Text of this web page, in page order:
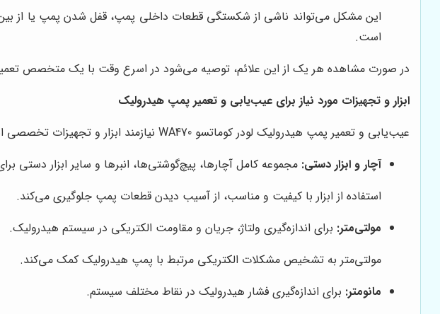
این مشکل می‌تواند ناشی از شکستگی قطعات داخلی پمپ، قفل شدن پمپ یا از
است.
در صورت مشاهده هر یک از این علائم، توصیه می‌شود در اسرع وقت با یک متخصص
ابزار و تجهیزات مورد نیاز برای عیب‌یابی و تعمیر پمپ هیدرولیک
عیب‌یابی و تعمیر پمپ هیدرولیک لودر کوماتسو WA470 نیازمند ابزار و تجهیزات تخصصی است. برخی از مهم‌ترین این ابزار و تجهیزات عبارتند از:
آچار و ابزار دستی: مجموعه کامل آچارها، پیچ‌گوشتی‌ها، انبرها و سایر ابزار دستی
استفاده از ابزار با کیفیت و مناسب، از آسیب دیدن قطعات پمپ جلوگیری می‌کند.
مولتی‌متر: برای اندازه‌گیری ولتاژ، جریان و مقاومت الکتریکی در سیستم هیدرولیک.
مولتی‌متر به تشخیص مشکلات الکتریکی مرتبط با پمپ هیدرولیک کمک می‌کند.
مانومتر: برای اندازه‌گیری فشار هیدرولیک در نقاط مختلف سیستم.